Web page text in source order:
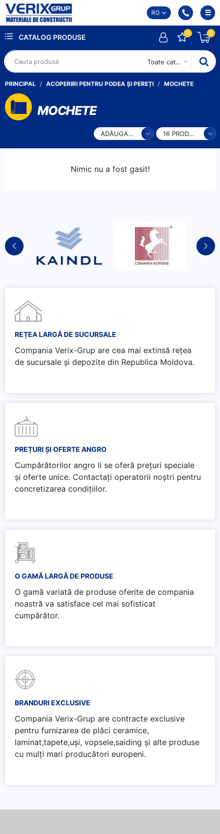
RO
CATALOG PRODUSE
Toate categoriile
0 0
PRINCIPAL ACOPERIRI PENTRU PODEA ȘI PEREȚI MOCHETE
MOCHETE
ADĂUGARE 16 PRODUSE
Nimic nu a fost gasit!
REȚEA LARGĂ DE SUCURSALE
Compania Verix-Grup are cea mai extinsă rețea
de sucursale și depozite din Republica Moldova.
PREȚURI ȘI OFERTE ANGRO
Cumpărătorilor angro li se oferă prețuri speciale
și oferte unice. Contactați operatorii noștri pentru
concretizarea condițiilor.
O GAMĂ LARGĂ DE PRODUSE
O gamă variată de produse oferite de compania
noastră va satisface cel mai sofisticat
cumpărător.
BRANDURI EXCLUSIVE
Compania Verix-Grup are contracte exclusive
pentru furnizarea de plăci ceramice,
laminat,tapete,uși, vopsele,saiding și alte produse
cu mulți mari producători europeni.